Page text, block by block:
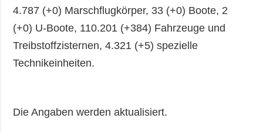
4.787 (+0) Marschflugkörper, 33 (+0) Boote, 2
(+0) U-Boote, 110.201 (+384) Fahrzeuge und
Treibstoffzisternen, 4.321 (+5) spezielle
Technikeinheiten.
Die Angaben werden aktualisiert.